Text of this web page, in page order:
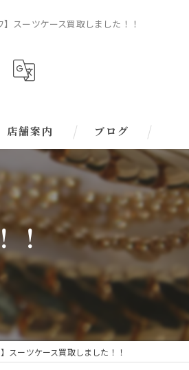
】スーツケース買取しました！！
店舗案内 ブログ
！
スーツケース買取しました！！